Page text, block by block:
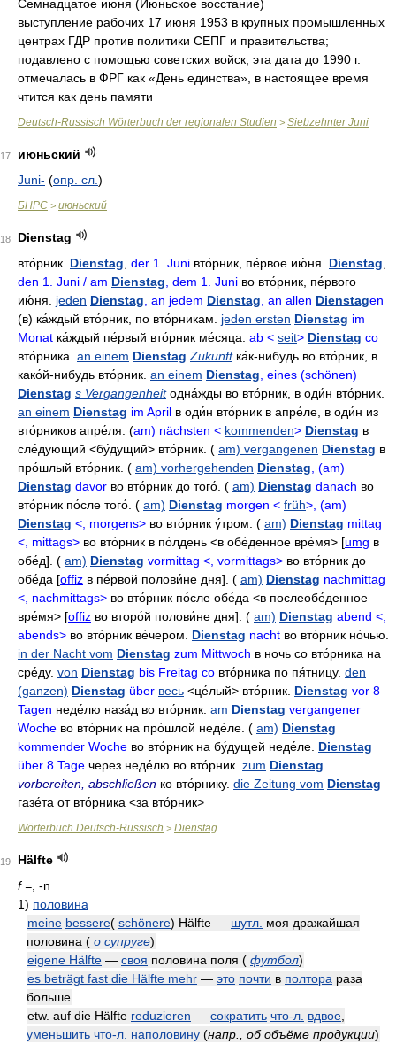
Семнадцатое июня (Июньское восстание)
выступление рабочих 17 июня 1953 в крупных промышленных
центрах ГДР против политики СЕПГ и правительства;
подавлено с помощью советских войск; эта дата до 1990 г.
отмечалась в ФРГ как «День единства», в настоящее время
чтится как день памяти
Deutsch-Russisch Wörterbuch der regionalen Studien > Siebzehnter Juni
17
июньский
Juni- (опр. сл. )
БНРС > июньский
18
Dienstag
вто́рник Dienstag der 1. Juni вто́рник пе́рвое ию́ня Dienstag
den 1. Juni / am Dienstag , dem 1. Juni во вто́рник пе́рвого
ию́ня
jeden Dienstag , an jedem Dienstag , an allen Dienstagen
(в) ка́ждый вто́рник по вто́рникам jeden ersten Dienstag im
Monat ка́ждый пе́рвый вто́рник ме́сяца ab < seit> Dienstag co
вто́рника an einem Dienstag Zukunft ка́к-нибудь во вто́рник в
како́й-нибудь вто́рник an einem Dienstag , eines (schönen)
Dienstag s Vergangenheit одна́жды во вто́рник в оди́н вто́рник
an einem Dienstag im April в оди́н вто́рник в апре́ле в оди́н из
вто́рников апре́ля . (am) nächsten < kommenden> Dienstag в
сле́дующий <бу́дущий> вто́рник . ( am) vergangenen Dienstag в
про́шлый вто́рник . ( am) vorhergehenden Dienstag , (am)
Dienstag davor во вто́рник до того́ . ( am) Dienstag danach во
вто́рник по́сле того́ . ( am) Dienstag morgen < früh>, (am)
Dienstag <, morgens> во вто́рник у́тром . ( am) Dienstag mittag
<, mittags> во вто́рник в по́лдень <в обе́денное вре́мя> [umg в
обе́д]. ( am) Dienstag vormittag <, vormittags> во вто́рник до
обе́да [offiz в пе́рвой полови́не дня]. ( am) Dienstag nachmittag
<, nachmittags> во вто́рник по́сле обе́да <в послеобе́денное
вре́мя> [offiz во второ́й полови́не дня]. ( am) Dienstag abend <,
abends> во вто́рник ве́чером Dienstag nacht во вто́рник но́чью
in der Nacht vom Dienstag zum Mittwoch в ночь со вто́рника на
сре́ду. von Dienstag bis Freitag co вто́рника по пя́тницу. den
(ganzen) Dienstag über весь <це́лый> вто́рник Dienstag vor 8
Tagen неде́лю наза́д во вто́рник am Dienstag vergangener
Woche во вто́рник на про́шлой неде́ле . ( am) Dienstag
kommender Woche во вто́рник на бу́дущей неде́ле Dienstag
über 8 Tage через неде́лю во вто́рник zum Dienstag
vorbereiten, abschließen ко вто́рнику. die Zeitung vom Dienstag
газе́та от вто́рника <за вто́рник>
Wörterbuch Deutsch-Russisch > Dienstag
19
Hälfte
f = , -n
1) половина
meine bessere( schönere) Hälfte — шутл. моя дражайшая
половина ( о супруге)
eigene Hälfte — своя половина поля ( футбол)
es beträgt fast die Hälfte mehr — это почти в полтора раза
больше
etw. auf die Hälfte reduzieren — сократить что-л. вдвое
уменьшить что-л. наполовину (напр., об объёме продукции)